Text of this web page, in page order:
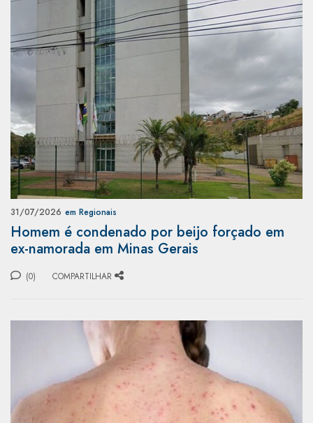
31/07/2026 em Regionais
Homem é condenado por beijo forçado em
ex-namorada em Minas Gerais
(0) COMPARTILHAR